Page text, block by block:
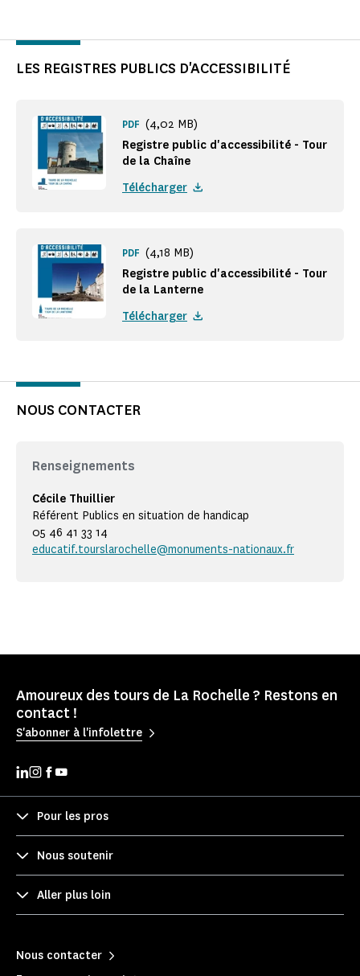
LES REGISTRES PUBLICS D'ACCESSIBILITÉ
Registre public d'accessibilité - Tour
de la Chaîne
PDF (4,02 MB)
Télécharger
Registre public d'accessibilité - Tour
de la Lanterne
PDF (4,18 MB)
Télécharger
NOUS CONTACTER
Renseignements
Cécile Thuillier
Référent Publics en situation de handicap
05 46 41 33 14
educatif.tourslarochelle@monuments-nationaux.fr
Amoureux des tours de La Rochelle ? Restons en
contact !
S'abonner à l'infolettre
Pour les pros
Nous soutenir
Aller plus loin
Nous contacter